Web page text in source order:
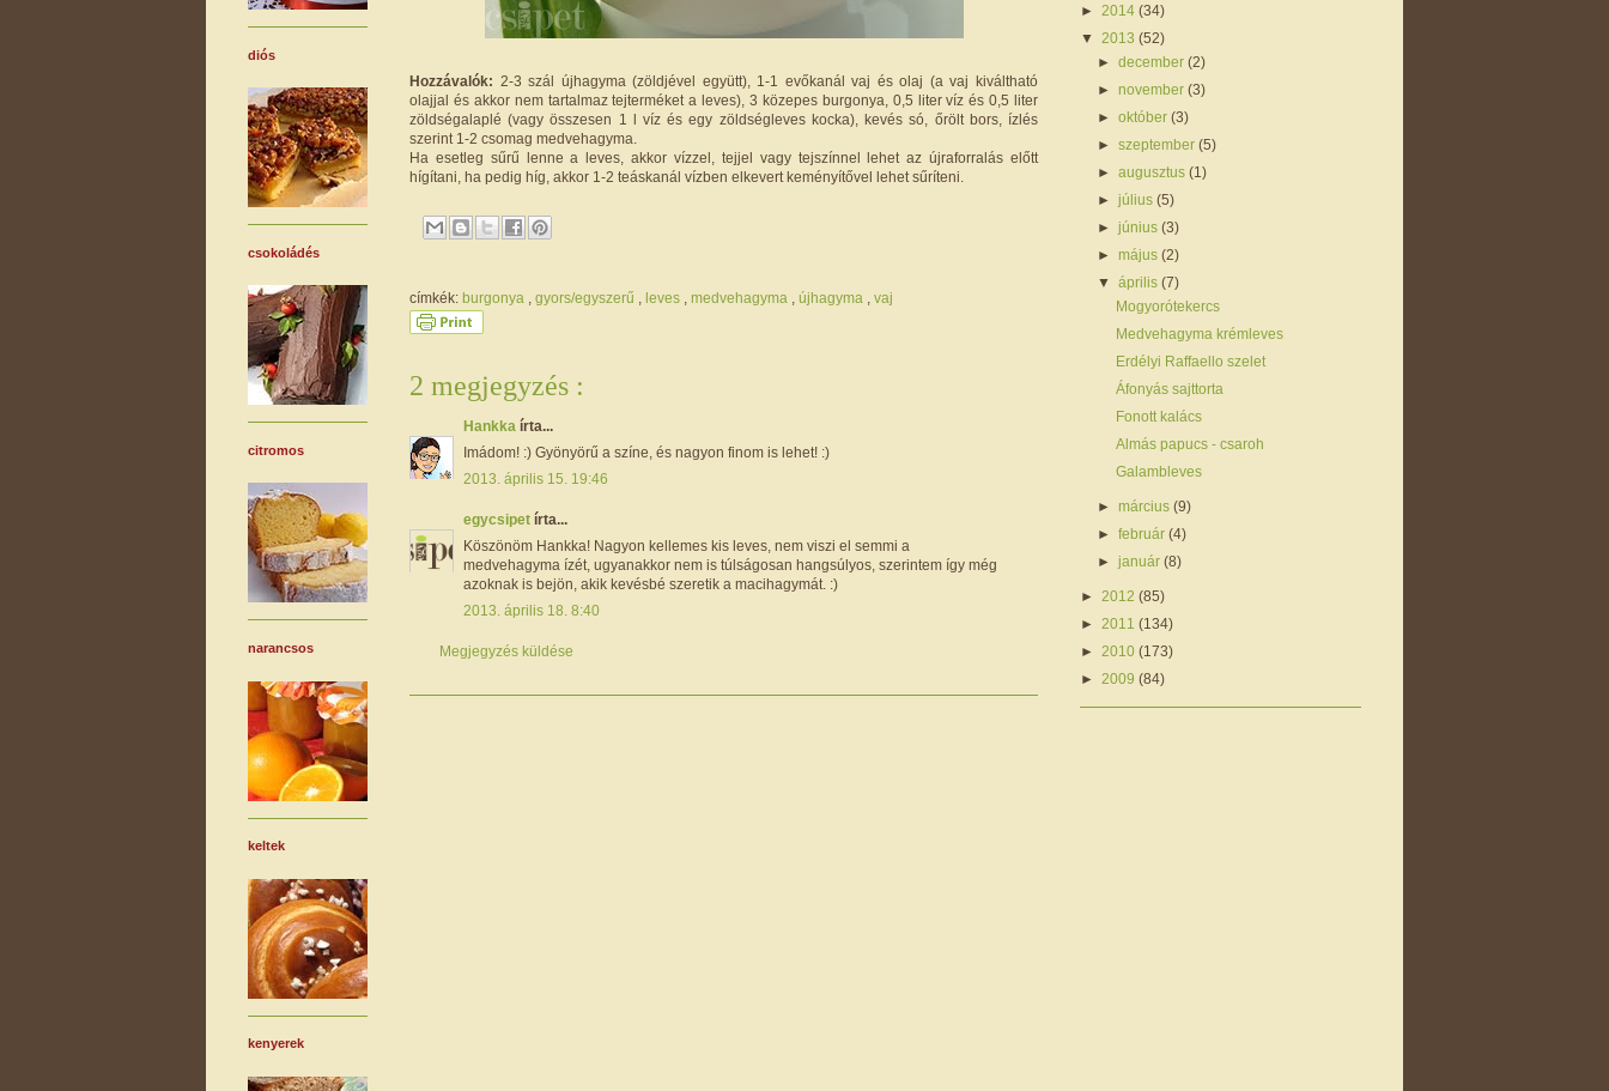
Hozzávalók: 2-3 szál újhagyma (zöldjével együtt), 1-1 evőkanál vaj és olaj (a vaj kiváltható
olajjal és akkor nem tartalmaz tejterméket a leves), 3 közepes burgonya, 0,5 liter víz és 0,5 liter
zöldségalaplé (vagy összesen 1 l víz és egy zöldségleves kocka), kevés só, őrölt bors, ízlés
szerint 1-2 csomag medvehagyma.
Ha esetleg sűrű lenne a leves, akkor vízzel, tejjel vagy tejszínnel lehet az újraforralás előtt
hígítani, ha pedig híg, akkor 1-2 teáskanál vízben elkevert keményítővel lehet sűríteni.
címkék: burgonya gyors/egyszerű leves medvehagyma újhagyma vaj
2 megjegyzés :
Hankka írta...
Imádom! :) Gyönyörű a színe, és nagyon finom is lehet! :)
2013. április 15. 19:46
egycsipet írta...
Köszönöm Hankka! Nagyon kellemes kis leves, nem viszi el semmi a
medvehagyma ízét, ugyanakkor nem is túlságosan hangsúlyos, szerintem így még
azoknak is bejön, akik kevésbé szeretik a macihagymát. :)
2013. április 18. 8:40
Megjegyzés küldése
diós
csokoládés
citromos
narancsos
keltek
kenyerek
► 2014 (34)
▼ 2013 (52)
►december(2)
►november(3)
►október(3)
►szeptember(5)
►augusztus(1)
►július(5)
►június(3)
►május(2)
▼április(7)
Mogyorótekercs
Medvehagyma krémleves
Erdélyi Raffaello szelet
Áfonyás sajttorta
Fonott kalács
Almás papucs - csaroh
Galambleves
►március(9)
►február(4)
►január(8)
► 2012 (85)
► 2011 (134)
► 2010 (173)
► 2009 (84)